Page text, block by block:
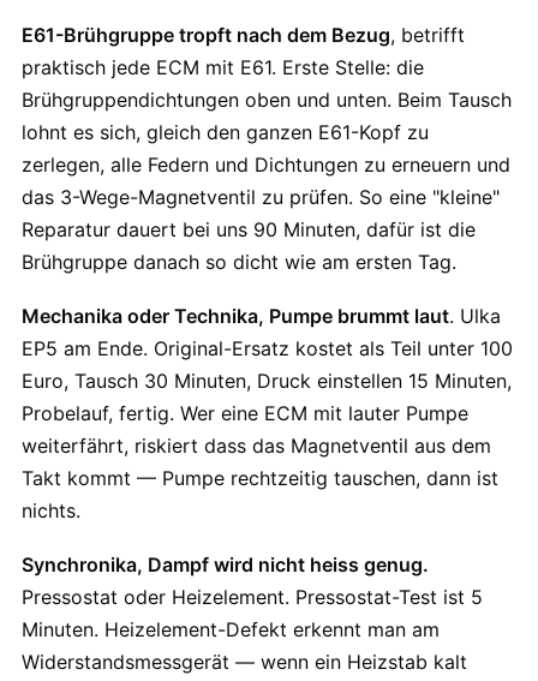
E61-Brühgruppe tropft nach dem Bezug, betrifft
praktisch jede ECM mit E61. Erste Stelle: die
Brühgruppendichtungen oben und unten. Beim Tausch
lohnt es sich, gleich den ganzen E61-Kopf zu
zerlegen, alle Federn und Dichtungen zu erneuern und
das 3-Wege-Magnetventil zu prüfen. So eine "kleine"
Reparatur dauert bei uns 90 Minuten, dafür ist die
Brühgruppe danach so dicht wie am ersten Tag.
Mechanika oder Technika, Pumpe brummt laut. Ulka
EP5 am Ende. Original-Ersatz kostet als Teil unter 100
Euro, Tausch 30 Minuten, Druck einstellen 15 Minuten,
Probelauf, fertig. Wer eine ECM mit lauter Pumpe
weiterfährt, riskiert dass das Magnetventil aus dem
Takt kommt — Pumpe rechtzeitig tauschen, dann ist
nichts.
Synchronika, Dampf wird nicht heiss genug.
Pressostat oder Heizelement. Pressostat-Test ist 5
Minuten. Heizelement-Defekt erkennt man am
Widerstandsmessgerät — wenn ein Heizstab kalt